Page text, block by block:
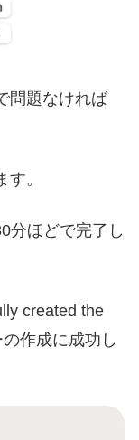
問題なければ
。
分ほどで完了し
created the
作成に成功し